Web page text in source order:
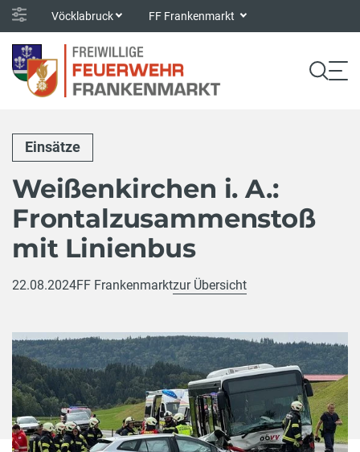
Vöcklabruck FF Frankenmarkt
Einsätze
Weißenkirchen i. A.:
Frontalzusammenstoß
mit Linienbus
22.08.2024FF Frankenmarktzur Übersicht